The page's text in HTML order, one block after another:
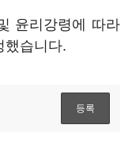
윤리강령에 따라
했습니다.